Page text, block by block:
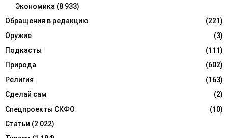
Экономика (8 933)
Обращения в редакцию
(221)
Оружие
(3)
Подкасты
(111)
Природа
(602)
Религия
(163)
Сделай сам
(2)
Спецпроекты СКФО
(10)
Статьи (2 022)